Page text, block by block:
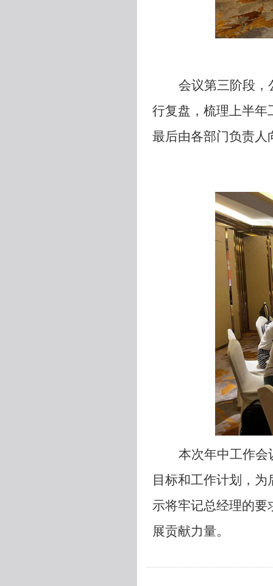
会议第三阶段，
行复盘，梳理上半年
最后由各部门负责人
本次年中工作会
目标和工作计划，
示将牢记总经理的要
展贡献力量。